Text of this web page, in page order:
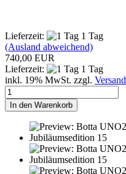
Lieferzeit:
1 Tag
(Ausland abweichend)
740,00 EUR
Lieferzeit:
1 Tag
inkl. 19% MwSt. zzgl. Versand
In den Warenkorb